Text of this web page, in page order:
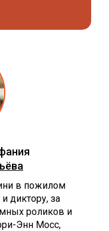
в пожилом
диктору, за
роликов и
Энн Мосс,